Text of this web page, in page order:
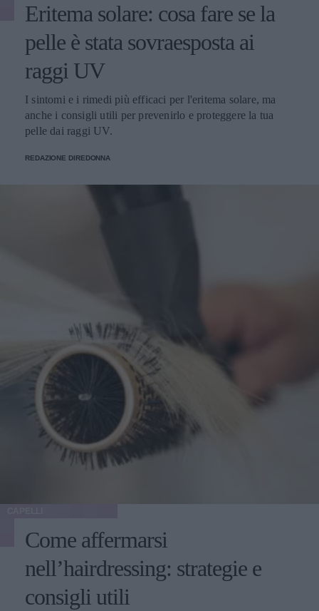
Eritema solare: cosa fare se la
pelle è stata sovraesposta ai
raggi UV
I sintomi e i rimedi più efficaci per l'eritema solare, ma
anche i consigli utili per prevenirlo e proteggere la tua
pelle dai raggi UV.
REDAZIONE DIREDONNA
Come affermarsi
nell’hairdressing: strategie e
consigli utili